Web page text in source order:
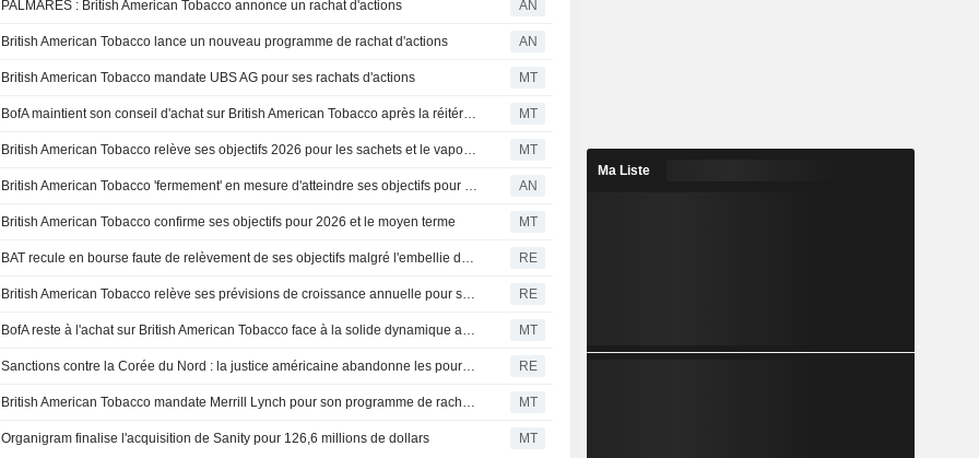
PALMARÈS : British American Tobacco annonce un rachat d'actions AN
British American Tobacco lance un nouveau programme de rachat d'actions AN
British American Tobacco mandate UBS AG pour ses rachats d'actions MT
BofA maintient son conseil d'achat sur British American Tobacco après la réitération des perspectives pour 2026 MT
British American Tobacco relève ses objectifs 2026 pour les sachets et le vapotage face au déclin des cigarettes traditionnelles MT
British American Tobacco 'fermement' en mesure d'atteindre ses objectifs pour 2026 AN
British American Tobacco confirme ses objectifs pour 2026 et le moyen terme MT
BAT recule en bourse faute de relèvement de ses objectifs malgré l'embellie du vapotage aux États-Unis RE
British American Tobacco relève ses prévisions de croissance annuelle pour ses nouvelles catégories RE
BofA reste à l'achat sur British American Tobacco face à la solide dynamique américaine ; objectif de cours et prévisions relevés MT
Sanctions contre la Corée du Nord : la justice américaine abandonne les poursuites contre le cigarettier BAT RE
British American Tobacco mandate Merrill Lynch pour son programme de rachat d'actions MT
Organigram finalise l'acquisition de Sanity pour 126,6 millions de dollars MT
Ma Liste